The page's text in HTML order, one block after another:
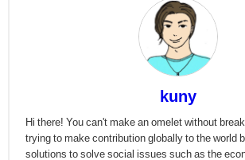
kuny
Hi there! You can't make an omelet without
trying to make contribution globally to the world
solutions to solve social issues such as the